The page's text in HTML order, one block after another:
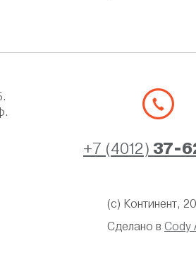
+7 (4012) 37-
(с) Континент,
Сделано в Cody